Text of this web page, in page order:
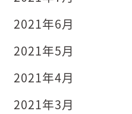
2021年6月
2021年5月
2021年4月
2021年3月